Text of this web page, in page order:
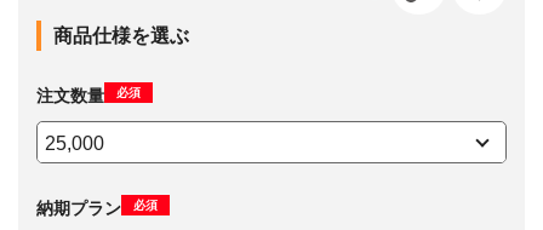
商品仕様を選ぶ
注文数量 必須
納期プラン 必須